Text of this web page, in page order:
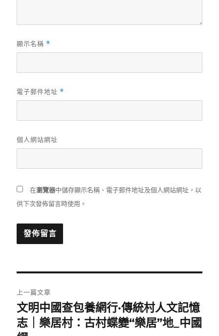
顯示名稱 *
電子郵件地址 *
個人網站網址
在瀏覽器中儲存顯示名稱、電子郵件地址及個人網站網址，以
供下次發佈留言時使用。
章
導
上一篇文章
上
一
文明中國查包養網行·傳統村人文記憶
志｜樂居村：古村蝶變“樂居”地_中國